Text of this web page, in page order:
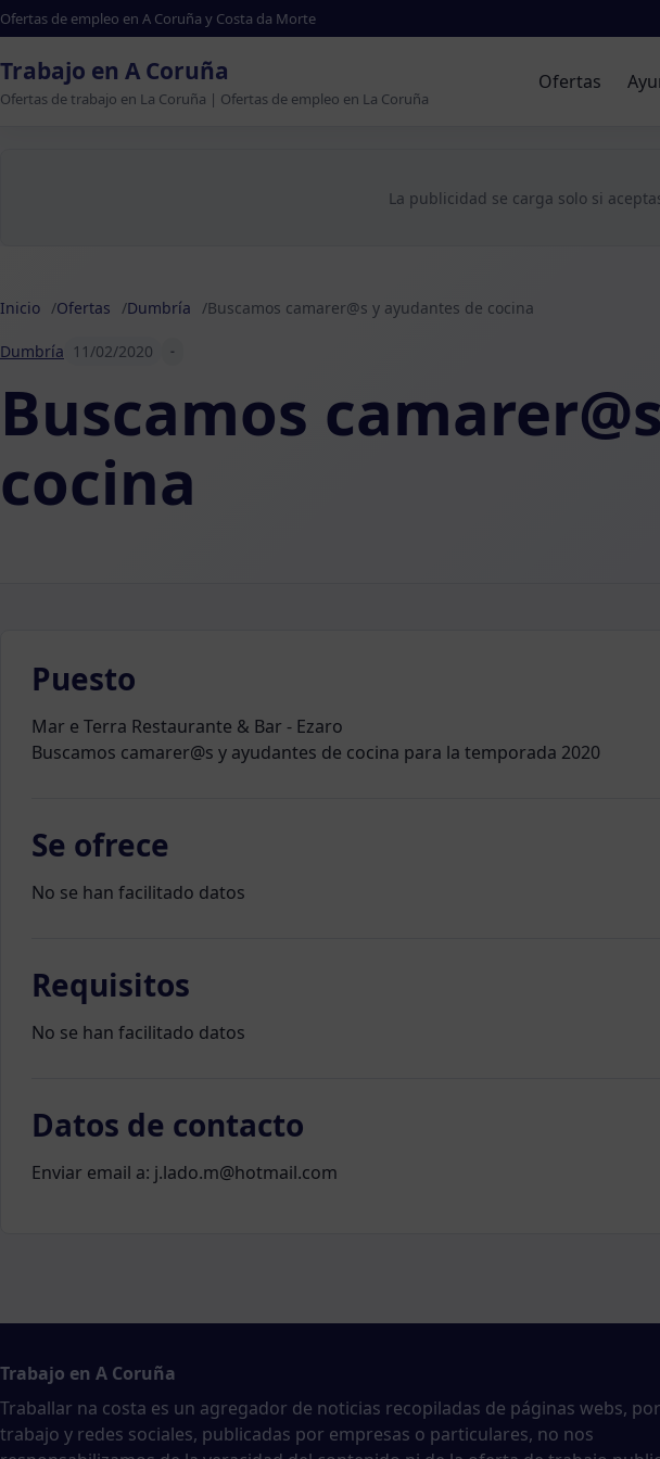
Ofertas de empleo en A Coruña y Costa da Morte
Trabajo en A Coruña
Ofertas de trabajo en La Coruña | Ofertas de empleo en La Coruña
Ofertas
La publicidad se carga solo si
Inicio Ofertas Dumbría Buscamos camarer@s y ayudantes de cocina
Dumbría 11/02/2020 -
Buscamos
cocina
Puesto
Mar e Terra Restaurante & Bar - Ezaro
Buscamos camarer@s y ayudantes de cocina para la temporada 2020
Se ofrece
No se han facilitado datos
Requisitos
No se han facilitado datos
Datos de contacto
Enviar email a: j.lado.m@hotmail.com
Trabajo en A Coruña
Traballar na costa es un agregador de noticias recopiladas de páginas webs,
trabajo y redes sociales, publicadas por empresas o particulares, no nos